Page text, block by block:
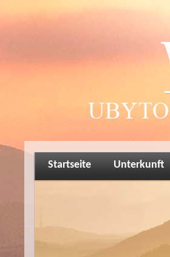
Startseite Unterkunft